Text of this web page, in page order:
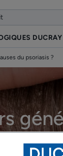
DUCRAY
du psoriasis ?